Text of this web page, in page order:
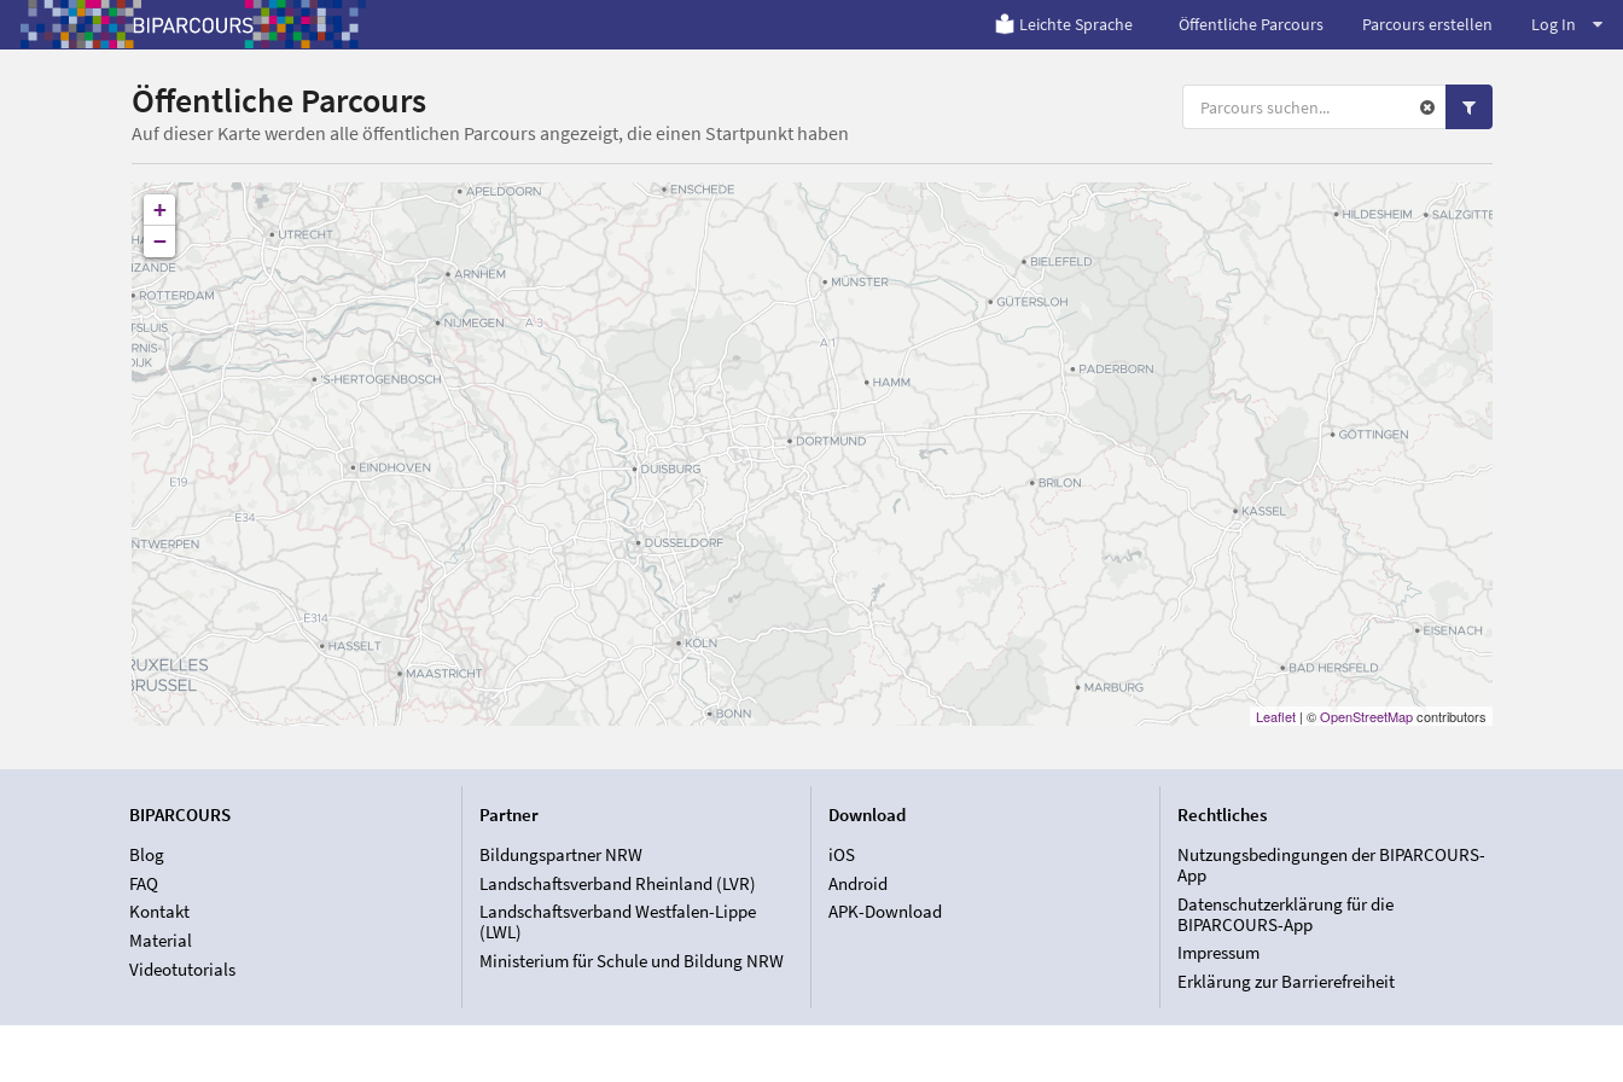
Leichte Sprache Öffentliche Parcours Parcours erstellen Log In
Öffentliche Parcours
Auf dieser Karte werden alle öffentlichen Parcours angezeigt, die einen Startpunkt haben
+
−
Leaflet| ©OpenStreetMapcontributors
BIPARCOURS
Blog
FAQ
Kontakt
Material
Videotutorials
Partner
Bildungspartner NRW
Landschaftsverband Rheinland (LVR)
Landschaftsverband Westfalen-Lippe
(LWL)
Ministerium für Schule und Bildung NRW
Download
iOS
Android
APK-Download
Rechtliches
Nutzungsbedingungen der BIPARCOURS-
App
Datenschutzerklärung für die
BIPARCOURS-App
Impressum
Erklärung zur Barrierefreiheit